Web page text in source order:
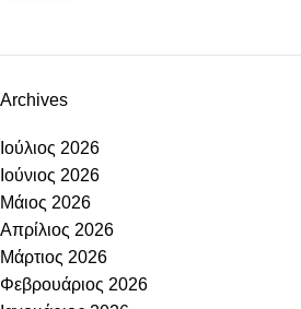
Archives
Ιούλιος 2026
Ιούνιος 2026
Μάιος 2026
Απρίλιος 2026
Μάρτιος 2026
Φεβρουάριος 2026